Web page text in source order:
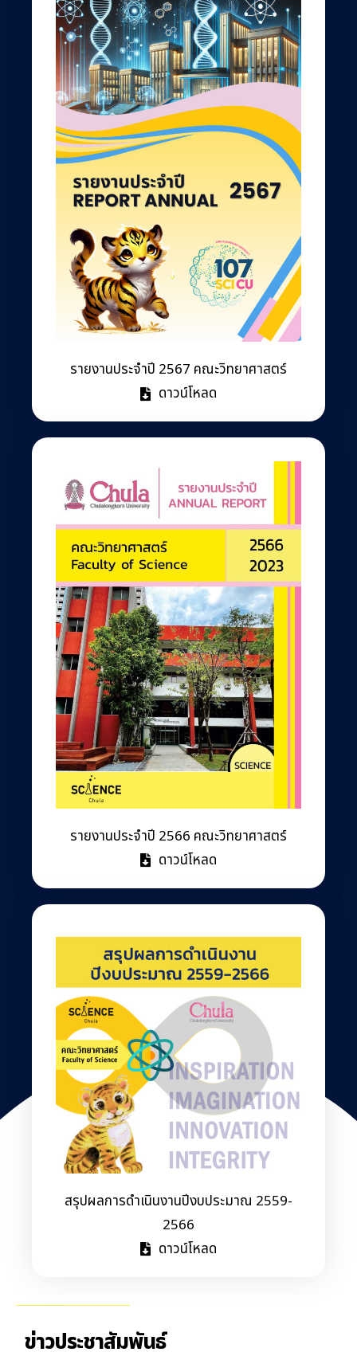
รายงานประจำปี 2567 คณะวิทยาศาสตร์
ดาวน์โหลด
รายงานประจำปี 2566 คณะวิทยาศาสตร์
ดาวน์โหลด
สรุปผลการดำเนินงานปีงบประมาณ 2559-
2566
ดาวน์โหลด
ข่าวประชาสัมพันธ์